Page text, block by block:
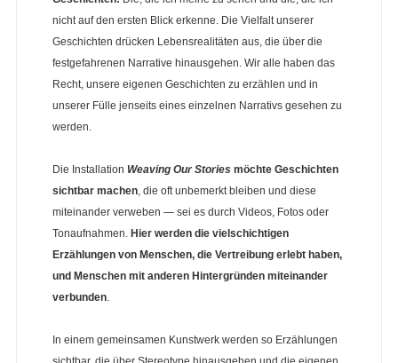
nicht auf den ersten Blick erkenne. Die Vielfalt unserer
Geschichten drücken Lebensrealitäten aus, die über die
festgefahrenen Narrative hinausgehen. Wir alle haben das
Recht, unsere eigenen Geschichten zu erzählen und in
unserer Fülle jenseits eines einzelnen Narrativs gesehen zu
werden.
Die Installation Weaving Our Stories möchte Geschichten
sichtbar machen, die oft unbemerkt bleiben und diese
miteinander verweben — sei es durch Videos, Fotos oder
Tonaufnahmen. Hier werden die vielschichtigen
Erzählungen von Menschen, die Vertreibung erlebt haben,
und Menschen mit anderen Hintergründen miteinander
verbunden.
In einem gemeinsamen Kunstwerk werden so Erzählungen